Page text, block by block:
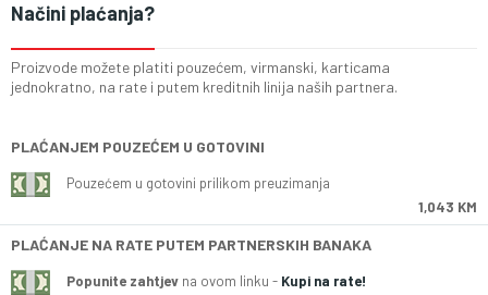
Načini plaćanja?
Proizvode možete platiti pouzećem, virmanski, karticama
jednokratno, na rate i putem kreditnih linija naših partnera.
PLAĆANJEM POUZEĆEM U GOTOVINI
Pouzećem u gotovini prilikom preuzimanja
1,043 KM
PLAĆANJE NA RATE PUTEM PARTNERSKIH BANAKA
Popunite zahtjev na ovom linku - Kupi na rate!